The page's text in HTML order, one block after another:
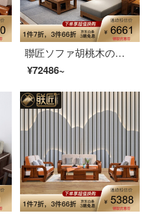
聯匠ソファ胡桃木の実木ソファ布芸ソファー現代中国式ソファリビングセットの木造家具のシングルルーム+3人の色備考
¥72486~